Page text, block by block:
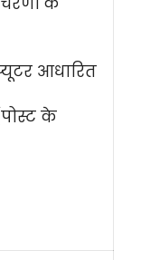
आधारित
के